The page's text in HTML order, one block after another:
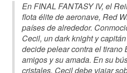
En FINAL FANTASY IV, el
flota élite de aeronave, Red
países de alrededor.
Cecil, un dark knight y
decide pelear contra el tirano
amigos y su amada. En su
cristales, Cecil debe viajar